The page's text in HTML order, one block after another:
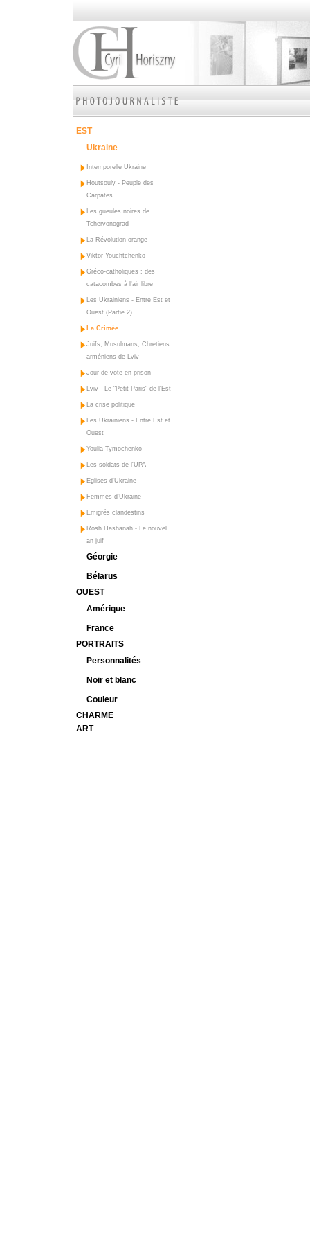
EST
Ukraine
Intemporelle Ukraine
Houtsouly - Peuple des
Carpates
Les gueules noires de
Tchervonograd
La Révolution orange
Viktor Youchtchenko
Gréco-catholiques : des
catacombes à l'air libre
Les Ukrainiens - Entre Est et
Ouest (Partie 2)
La Crimée
Juifs, Musulmans, Chrétiens
arméniens de Lviv
Jour de vote en prison
Lviv - Le "Petit Paris" de l'Est
La crise politique
Les Ukrainiens - Entre Est et
Ouest
Youlia Tymochenko
Les soldats de l'UPA
Eglises d'Ukraine
Femmes d'Ukraine
Emigrés clandestins
Rosh Hashanah - Le nouvel
an juif
Géorgie
Bélarus
OUEST
Amérique
France
PORTRAITS
Personnalités
Noir et blanc
Couleur
CHARME
ART